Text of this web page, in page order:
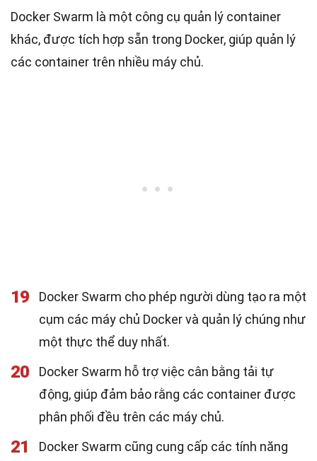
Docker Swarm là một công cụ quản lý container
khác, được tích hợp sẵn trong Docker, giúp quản lý
các container trên nhiều máy chủ.
19
Docker Swarm cho phép người dùng tạo ra một
cụm các máy chủ Docker và quản lý chúng như
một thực thể duy nhất.
20
Docker Swarm hỗ trợ việc cân bằng tải tự
động, giúp đảm bảo rằng các container được
phân phối đều trên các máy chủ.
21
Docker Swarm cũng cung cấp các tính năng